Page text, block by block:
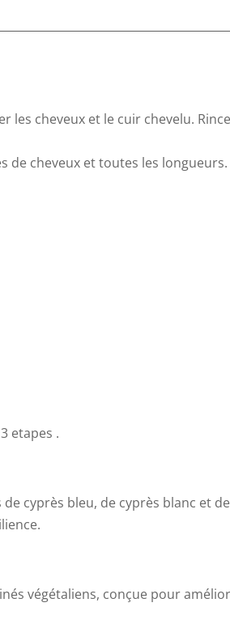
les cheveux et le cuir chevelu.
de cheveux et toutes les longueurs.
etapes .
de cyprès bleu, de cyprès blanc
végétaliens, conçue pour